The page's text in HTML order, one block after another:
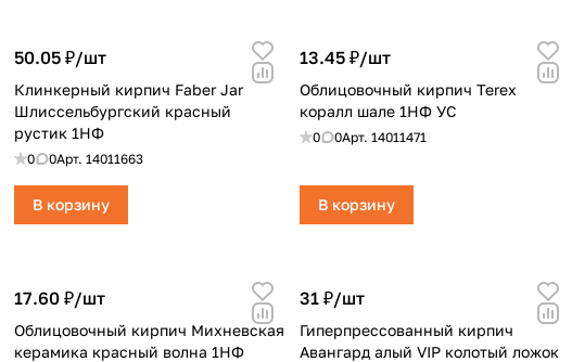
50.05 ₽/шт
Клинкерный кирпич Faber Jar
Шлиссельбургский красный
рустик 1НФ
0 0Арт. 14011663
В корзину
13.45 ₽/шт
Облицовочный кирпич Terex
коралл шале 1НФ УС
0 0Арт. 14011471
В корзину
17.60 ₽/шт
Облицовочный кирпич Михневская
керамика красный волна 1НФ
31 ₽/шт
Гиперпрессованный кирпич
Авангард алый VIP колотый ложок